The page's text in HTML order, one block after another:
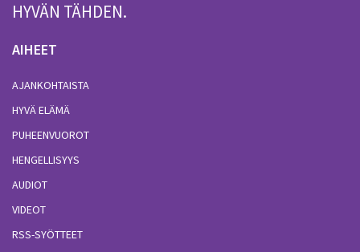
HYVÄN TÄHDEN.
AIHEET
AJANKOHTAISTA
HYVÄ ELÄMÄ
PUHEENVUOROT
HENGELLISYYS
AUDIOT
VIDEOT
RSS-SYÖTTEET